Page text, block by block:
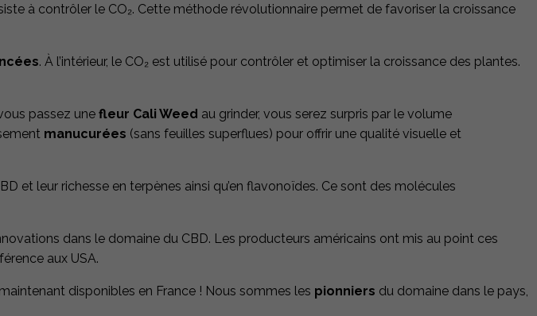
à contrôler le CO₂. Cette méthode révolutionnaire permet de favoriser la croissance
. À l’intérieur, le CO₂ est utilisé pour contrôler et optimiser la croissance des plantes.
passez une fleur Cali Weed au grinder, vous serez surpris par le volume
manucurées (sans feuilles superflues) pour offrir une qualité visuelle et
et leur richesse en terpènes ainsi qu’en flavonoïdes. Ce sont des molécules
dans le domaine du CBD. Les producteurs américains ont mis au point ces
aux USA.
disponibles en France ! Nous sommes les pionniers du domaine dans le pays,